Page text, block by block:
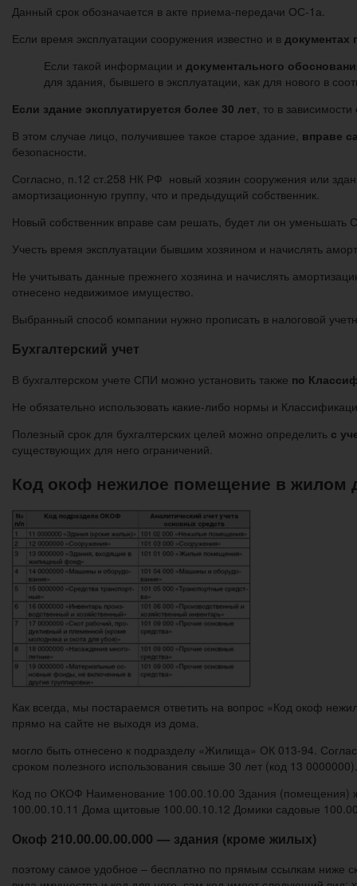
Данный срок обозначается в акте приема-передачи ОС-1а.
Если время эксплуатации сооружения известно и в
Если такой информации и документального
для здания, бывшего в эксплуатации, как для нового в
Если здание эксплуатируется более 30 лет , то в
В этом случае лицо, получившее такое старое здание, вправе
безопасности.
Согласно, п.12 ст.258 НК РФ новый хозяин сооружения или
амортизационную группу, что и предыдущий собственник.
Новый собственник вправе сам решать, будет ли он уменьшать
Учесть время эксплуатации бывшим хозяином и начислять
Не учитывать данные прежнего хозяина и начислять
отнесено недвижимое имущество.
Выбранный способ компании нужно прописать в налоговой
Бухгалтерский учет
В бухгалтерском учете СПИ можно установить также по
Не обязательно использовать какие-либо нормы и
Полезный срок для бухгалтерских целей можно определить с
существующих для него ограничений.
Код окоф нежилое помещение в жилом
Как всегда, мы постараемся ответить на вопрос «Код окоф
прямо на сайте не выходя из дома.
могло быть отнесено к подразделу «Жилища» ОК 013-94.
сроком полезного использования свыше 30 лет (код 13 0000000).
Код по ОКОФ Наименование 100.00.10.00 Здания
100.00.10.11 Дома щитовые 100.00.10.12 Домики садовые
Окоф 210.00.00.00.000 — здания (кроме жилых)
поэтому самое удобное – бесплатно по прямым ссылкам ниже